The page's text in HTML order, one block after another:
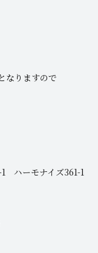
なりますので
ハーモナイズ361-1